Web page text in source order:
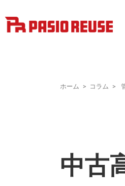
ホーム コラム
中古